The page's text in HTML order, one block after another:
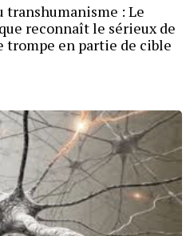
transhumanisme : Le
reconnaît le sérieux de
trompe en partie de cible